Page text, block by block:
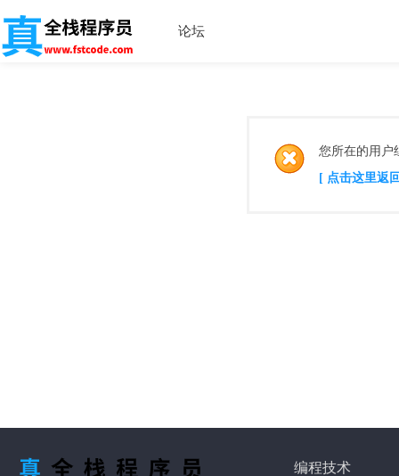
论坛
您所在的用户
[ 点击这里返
编程技术